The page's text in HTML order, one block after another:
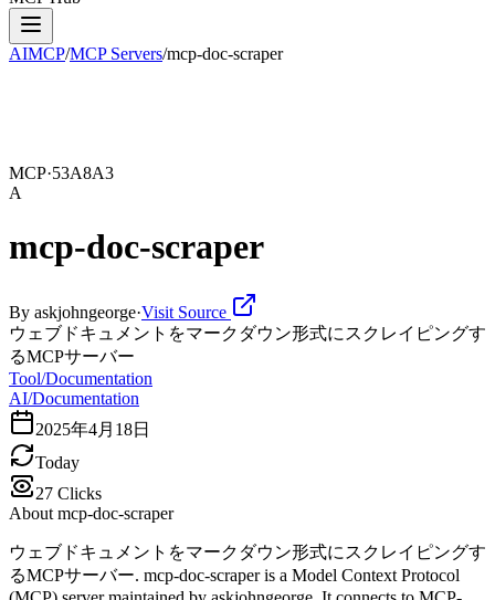
AIMCP/MCP Servers/mcp-doc-scraper
MCP·53A8A3
A
mcp-doc-scraper
By askjohngeorge·Visit Source
ウェブドキュメントをマークダウン形式にスクレイピングす
るMCPサーバー
Tool/Documentation
AI/Documentation
2025年4月18日
Today
27 Clicks
About mcp-doc-scraper
ウェブドキュメントをマークダウン形式にスクレイピングす
るMCPサーバー. mcp-doc-scraper is a Model Context Protocol